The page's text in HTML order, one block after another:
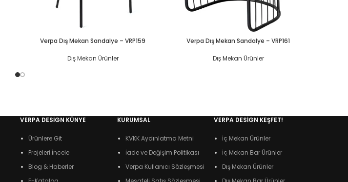
Verpa Dış Mekan Sandalye – VRP159
Dış Mekan Ürünler
Verpa Dış Mekan Sandalye – VRP161
Dış Mekan Ürünler
VERPA DESIGN KÜNYE
Ürünlere Git
Projeleri İncele
Blog & Haberler
KURUMSAL
KVKK Aydınlatma Metni
İade ve Değişim Politikası
Verpa Kullanıcı Sözleşmesi
VERPA DESIGN KEŞFET!
İç Mekan Ürünler
İç Mekan Bar Ürünler
Dış Mekan Ürünler